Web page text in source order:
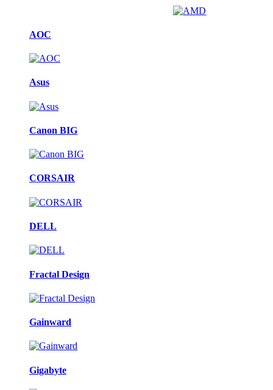
AOC
Asus
Canon BIG
CORSAIR
DELL
Fractal Design
Gainward
Gigabyte